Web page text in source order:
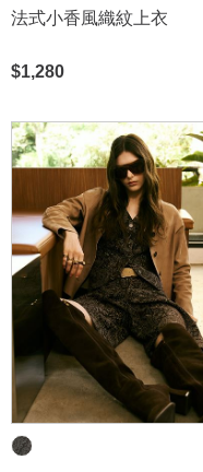
法式小香風織紋上衣
$1,280